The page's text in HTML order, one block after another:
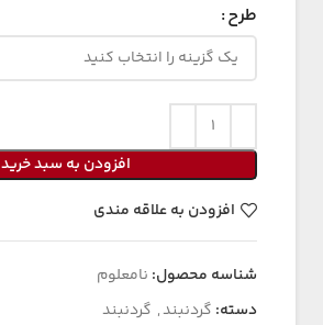
طرح
افزودن به سبد خرید
افزودن به علاقه مندی
شناسه محصول: نامعلوم
دسته: گردنبند, گردنبند